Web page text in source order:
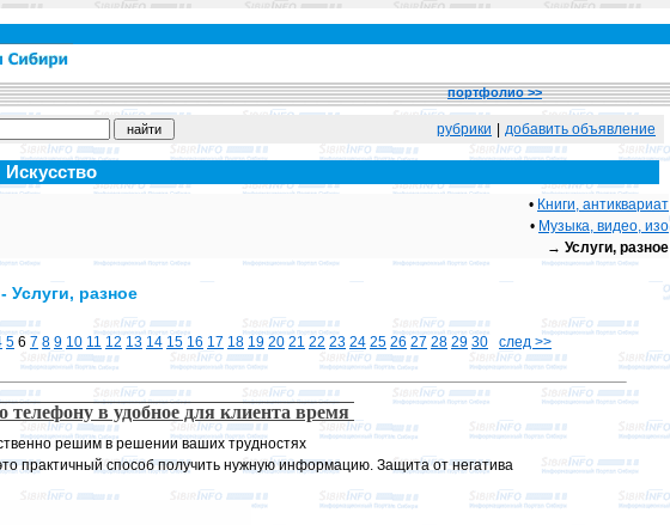
портфолио >>
рубрики добавить объявление
• Книги, антиквариат
• Музыка, видео, изо
→ Услуги, разное
Услуги, разное
5 6 7 8 9 10 11 12 13 14 15 16 17 18 19 20 21 22 23 24 25 26 27 28 29 30 след >>
телефону в удобное для клиента время
решим в решении ваших трудностях
практичный способ получить нужную информацию. Защита от негатива